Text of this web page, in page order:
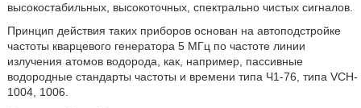
высокостабильных, высокоточных, спектрально чистых сигналов.
Принцип действия таких приборов основан на автоподстройке
частоты кварцевого генератора 5 МГц по частоте линии
излучения атомов водорода, как, например, пассивные
водородные стандарты частоты и времени типа Ч1-76, типа VCH-
1004, 1006.